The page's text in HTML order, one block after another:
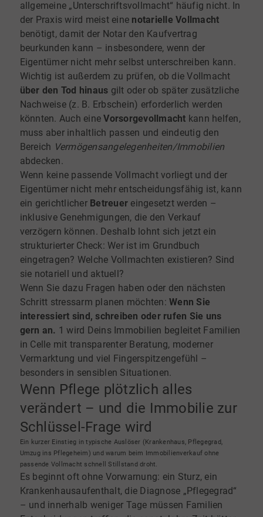
allgemeine „Unterschriftsvollmacht“ häufig nicht. In
der Praxis wird meist eine notarielle Vollmacht
benötigt, damit der Notar den Kaufvertrag
beurkunden kann – insbesondere, wenn der
Eigentümer nicht mehr selbst unterschreiben kann.
Wichtig ist außerdem zu prüfen, ob die Vollmacht
über den Tod hinaus gilt oder ob später zusätzliche
Nachweise (z. B. Erbschein) erforderlich werden
könnten. Auch eineVorsorgevollmacht kann helfen,
muss aber inhaltlich passen und eindeutig den
Bereich Vermögensangelegenheiten/Immobilien
abdecken.
Wenn keine passende Vollmacht vorliegt und der
Eigentümer nicht mehr entscheidungsfähig ist, kann
ein gerichtlicher Betreuer eingesetzt werden –
inklusive Genehmigungen, die den Verkauf
verzögern können. Deshalb lohnt sich jetzt ein
strukturierter Check: Wer ist im Grundbuch
eingetragen? Welche Vollmachten existieren? Sind
sie notariell und aktuell?
Wenn Sie dazu Fragen haben oder den nächsten
Schritt stressarm planen möchten:Wenn Sie
interessiert sind, schreiben oder rufen Sie uns
gern an. 1 wird Deins Immobilien begleitet Familien
in Celle mit transparenter Beratung, moderner
Vermarktung und viel Fingerspitzengefühl –
besonders in sensiblen Situationen.
Wenn Pflege plötzlich alles
verändert – und die Immobilie zur
Schlüssel-Frage wird
Ein kurzer Einstieg in typische Auslöser (Krankenhaus, Pflegegrad,
Umzug ins Pflegeheim) und warum beim Immobilienverkauf ohne
passende Vollmacht schnell Stillstand droht.
Es beginnt oft ohne Vorwarnung: ein Sturz, ein
Krankenhausaufenthalt, die Diagnose „Pflegegrad“
– und innerhalb weniger Tage müssen Familien